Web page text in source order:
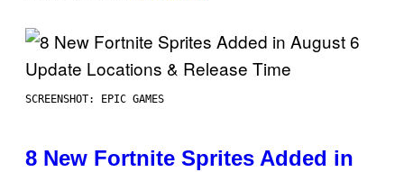
SCREENSHOT: EPIC GAMES
8 New Fortnite Sprites Added in